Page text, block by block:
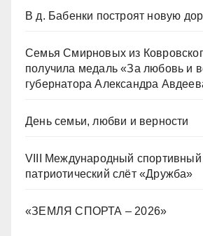
В д. Бабенки построят новую
Семья Смирновых из
получила медаль «За любовь и
губернатора Александра
День семьи, любви и верности
VIII Международный спортивный
патриотический слёт «Дружба»
«ЗЕМЛЯ СПОРТА – 2026»